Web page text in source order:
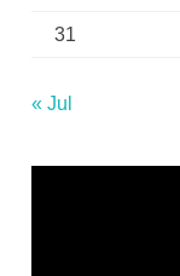
31
« Jul